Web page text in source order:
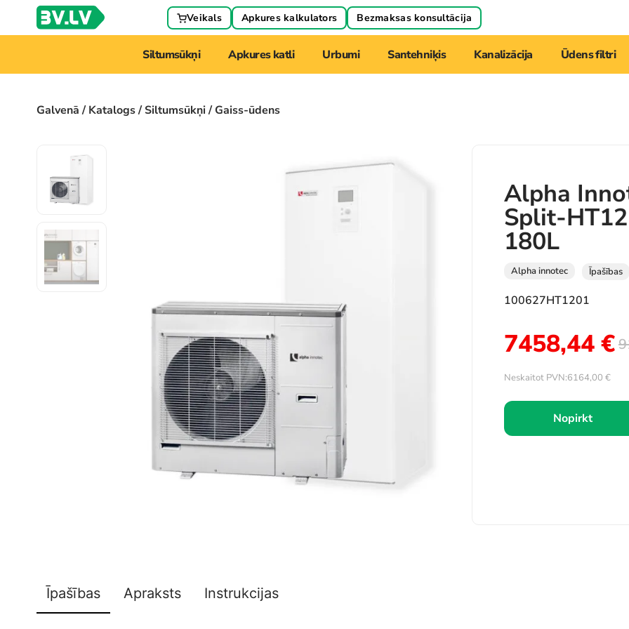
Veikals Apkures kalkulators Bezmaksas konsultācija
Siltumsūkņi Apkures katli Urbumi Santehniķis Kanalizācija Ūdens filtri
Galvenā/Katalogs/Siltumsūkņi/ Gaiss-ūdens
Alpha
Split-
180L
Alpha innotec Īpašības
100627HT1201
7458,44€
Neskaitot PVN:6164,00 €
Nopirkt
Īpašības Apraksts Instrukcijas